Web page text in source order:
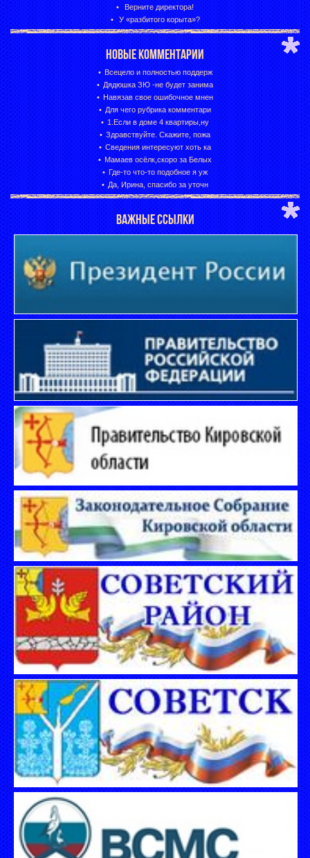
Верните директора!
У «разбитого корыта»?
НОВЫЕ КОММЕНТАРИИ
Всецело и полностью поддерж
Дядюшка ЗЮ -не будет занима
Навязав свое ошибочное мнен
Для чего рубрика комментари
1.Если в доме 4 квартиры,ну
Здравствуйте. Скажите, пожа
Сведения интересуют хоть ка
Мамаев осёлк,скоро за Белых
Где-то что-то подобное я уж
Да, Ирина, спасибо за уточн
ВАЖНЫЕ ССЫЛКИ